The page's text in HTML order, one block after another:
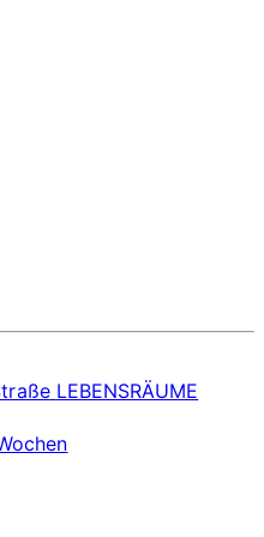
LEBENSRÄUME